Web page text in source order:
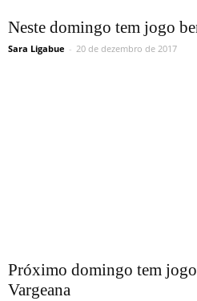
Neste domingo tem jogo
Sara Ligabue - 20 de dezembro de 2017
Próximo domingo tem
Vargeana